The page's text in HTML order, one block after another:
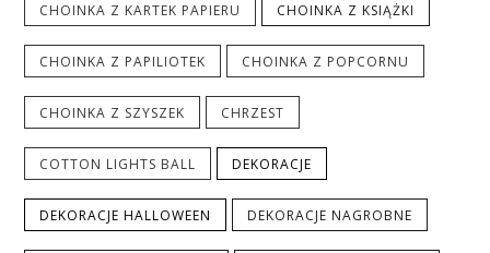
CHOINKA Z KARTEK PAPIERU CHOINKA Z KSIĄŻKI
CHOINKA Z PAPILIOTEK CHOINKA Z POPCORNU
CHOINKA Z SZYSZEK CHRZEST
COTTON LIGHTS BALL DEKORACJE
DEKORACJE HALLOWEEN DEKORACJE NAGROBNE